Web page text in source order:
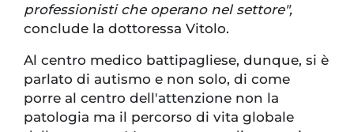
professionisti che operano nel settore",
conclude la dottoressa Vitolo.
Al centro medico battipagliese, dunque, si è
parlato di autismo e non solo, di come
porre al centro dell'attenzione non la
patologia ma il percorso di vita globale